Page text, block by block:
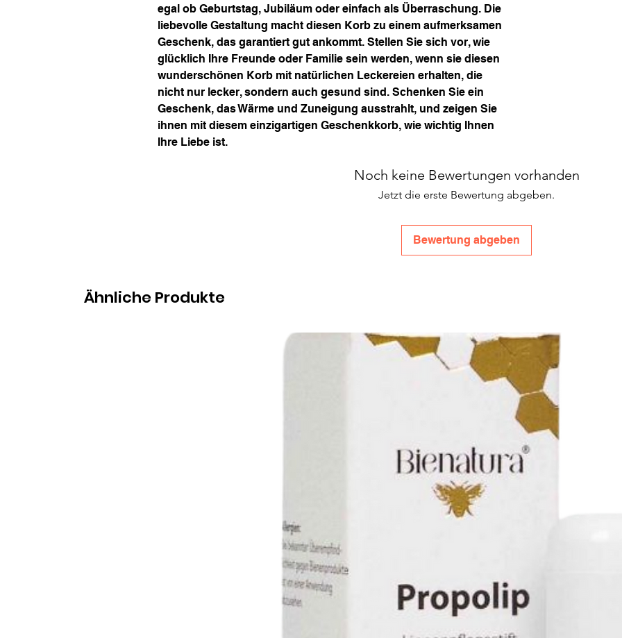
egal ob Geburtstag, Jubiläum oder einfach als Überraschung. Die
liebevolle Gestaltung macht diesen Korb zu einem aufmerksamen
Geschenk, das garantiert gut ankommt. Stellen Sie sich vor, wie
glücklich Ihre Freunde oder Familie sein werden, wenn sie diesen
wunderschönen Korb mit natürlichen Leckereien erhalten, die
nicht nur lecker, sondern auch gesund sind. Schenken Sie ein
Geschenk, das Wärme und Zuneigung ausstrahlt, und zeigen Sie
ihnen mit diesem einzigartigen Geschenkkorb, wie wichtig Ihnen
Ihre Liebe ist.
Noch keine Bewertungen vorhanden
Jetzt die erste Bewertung abgeben.
Bewertung abgeben
Ähnliche Produkte